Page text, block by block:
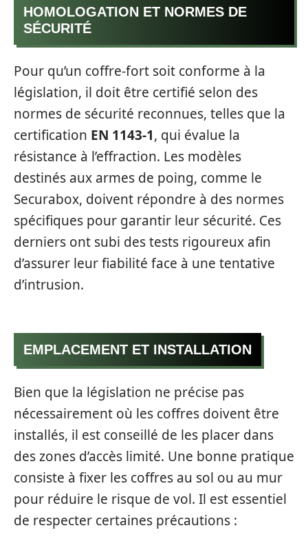
HOMOLOGATION ET NORMES DE
SÉCURITÉ
Pour qu’un coffre-fort soit conforme à la
législation, il doit être certifié selon des
normes de sécurité reconnues, telles que la
certification EN 1143-1, qui évalue la
résistance à l’effraction. Les modèles
destinés aux armes de poing, comme le
Securabox, doivent répondre à des normes
spécifiques pour garantir leur sécurité. Ces
derniers ont subi des tests rigoureux afin
d’assurer leur fiabilité face à une tentative
d’intrusion.
EMPLACEMENT ET INSTALLATION
Bien que la législation ne précise pas
nécessairement où les coffres doivent être
installés, il est conseillé de les placer dans
des zones d’accès limité. Une bonne pratique
consiste à fixer les coffres au sol ou au mur
pour réduire le risque de vol. Il est essentiel
de respecter certaines précautions :